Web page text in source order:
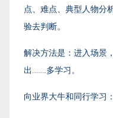
点、难点、典型人物分
验去判断。
解决方法是：进入场景
出
.多学习。
向业界大牛和同行学习：